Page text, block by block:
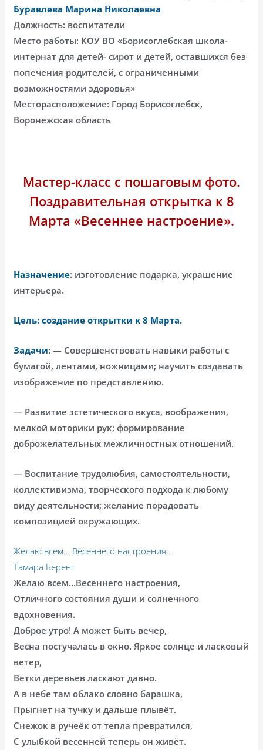
Буравлева Марина Николаевна
Должность: воспитатели
Место работы: КОУ ВО «Борисоглебская школа-
интернат для детей- сирот и детей, оставшихся без
попечения родителей, с ограниченными
возможностями здоровья»
Месторасположение: Город Борисоглебск,
Воронежская область
Мастер-класс с пошаговым фото.
Поздравительная открытка к 8
Марта «Весеннее настроение».
Назначение: изготовление подарка, украшение
интерьера.
Цель:создание открытки к 8 Марта.
Задачи: — Совершенствовать навыки работы с
бумагой, лентами, ножницами; научить создавать
изображение по представлению.
— Развитие эстетического вкуса, воображения,
мелкой моторики рук; формирование
доброжелательных межличностных отношений.
— Воспитание трудолюбия, самостоятельности,
коллективизма, творческого подхода к любому
виду деятельности; желание порадовать
композицией окружающих.
Желаю всем… Весеннего настроения…
Тамара Берент
Желаю всем…Весеннего настроения,
Отличного состояния души и солнечного
вдохновения.
Доброе утро! А может быть вечер,
Весна постучалась в окно. Яркое солнце и ласковый
ветер,
Ветки деревьев ласкают давно.
А в небе там облако словно барашка,
Прыгнет на тучку и дальше плывёт.
Снежок в ручеёк от тепла превратился,
С улыбкой весенней теперь он живёт.